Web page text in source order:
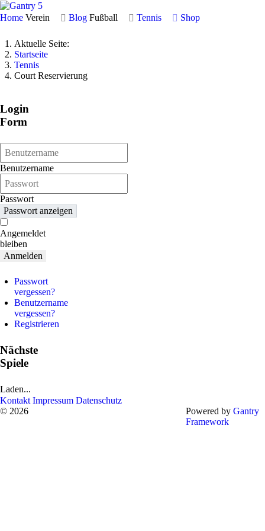
Home Verein Blog Fußball Tennis Shop
Aktuelle Seite:
Startseite
Tennis
Court Reservierung
Login
Form
Benutzername
Passwort
Passwort anzeigen
Angemeldet
bleiben
Anmelden
Passwort
vergessen?
Benutzername
vergessen?
Registrieren
Nächste
Spiele
Laden...
Kontakt Impressum Datenschutz
© 2026
Powered by Gantry
Framework